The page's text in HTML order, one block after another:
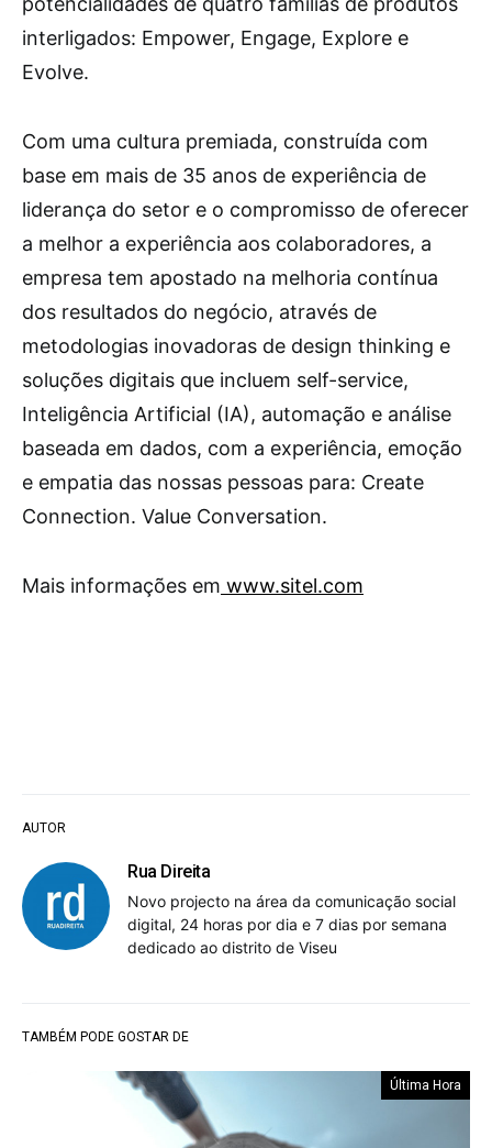
AUTOR
Rua Direita
Novo projecto na área da comunicação social
digital, 24 horas por dia e 7 dias por semana
dedicado ao distrito de Viseu
interligados: Empower, Engage, Explore e
Evolve.
Com uma cultura premiada, construída com
base em mais de 35 anos de experiência de
liderança do setor e o compromisso de oferecer
a melhor a experiência aos colaboradores, a
empresa tem apostado na melhoria contínua
dos resultados do negócio, através de
metodologias inovadoras de design thinking e
soluções digitais que incluem self-service,
Inteligência Artificial (IA), automação e análise
baseada em dados, com a experiência, emoção
e empatia das nossas pessoas para: Create
Connection. Value Conversation.
Mais informações em www.sitel.com
TAMBÉM PODE GOSTAR DE
Última Hora